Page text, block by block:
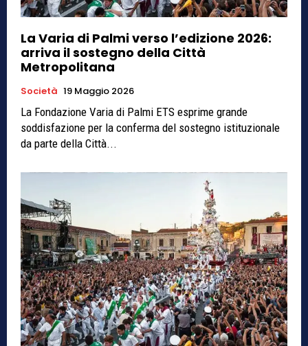
La Varia di Palmi verso l’edizione 2026:
arriva il sostegno della Città
Metropolitana
Società 19 Maggio 2026
La Fondazione Varia di Palmi ETS esprime grande
soddisfazione per la conferma del sostegno istituzionale
da parte della Città...